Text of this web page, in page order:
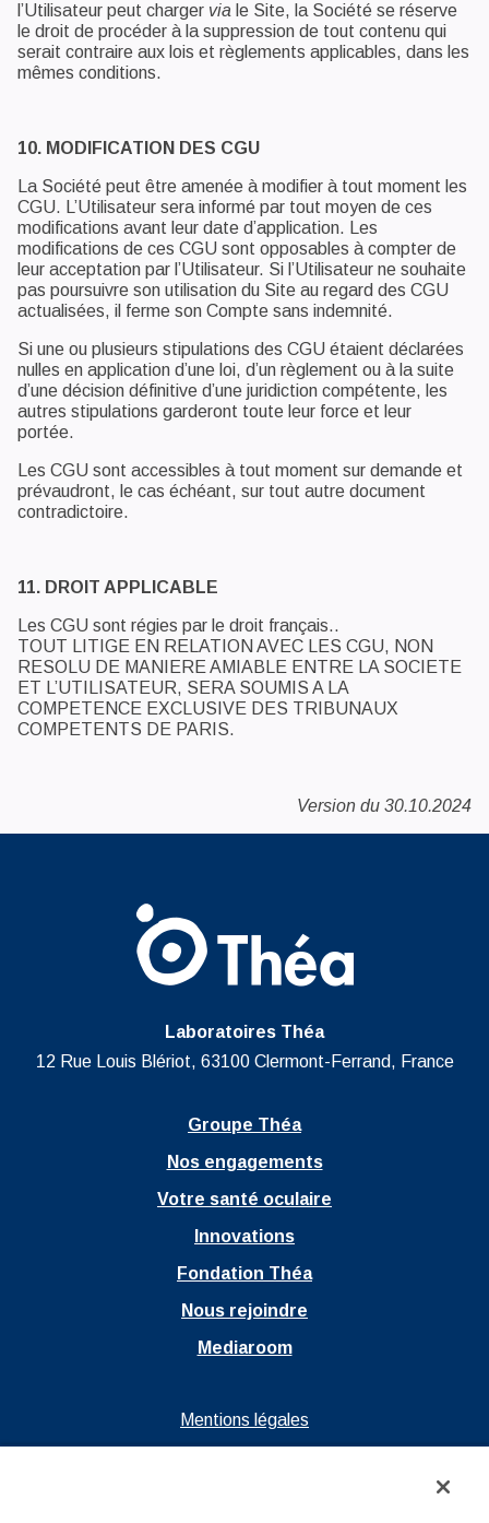
l’Utilisateur peut charger via le Site, la Société se réserve
le droit de procéder à la suppression de tout contenu qui
serait contraire aux lois et règlements applicables, dans les
mêmes conditions.
10. MODIFICATION DES CGU
La Société peut être amenée à modifier à tout moment les
CGU. L’Utilisateur sera informé par tout moyen de ces
modifications avant leur date d’application. Les
modifications de ces CGU sont opposables à compter de
leur acceptation par l’Utilisateur. Si l’Utilisateur ne souhaite
pas poursuivre son utilisation du Site au regard des CGU
actualisées, il ferme son Compte sans indemnité.
Si une ou plusieurs stipulations des CGU étaient déclarées
nulles en application d’une loi, d’un règlement ou à la suite
d’une décision définitive d’une juridiction compétente, les
autres stipulations garderont toute leur force et leur
portée.
Les CGU sont accessibles à tout moment sur demande et
prévaudront, le cas échéant, sur tout autre document
contradictoire.
11. DROIT APPLICABLE
Les CGU sont régies par le droit français..
TOUT LITIGE EN RELATION AVEC LES CGU, NON
RESOLU DE MANIERE AMIABLE ENTRE LA SOCIETE
ET L’UTILISATEUR, SERA SOUMIS A LA
COMPETENCE EXCLUSIVE DES TRIBUNAUX
COMPETENTS DE PARIS.
Version du 30.10.2024
Laboratoires Théa
12 Rue Louis Blériot, 63100 Clermont-Ferrand, France
Groupe Théa
Nos engagements
Votre santé oculaire
Innovations
Fondation Théa
Nous rejoindre
Mediaroom
Ouvrir dans un nouvel onglet
Mentions légales
Ouvrir dans un nouvel onglet